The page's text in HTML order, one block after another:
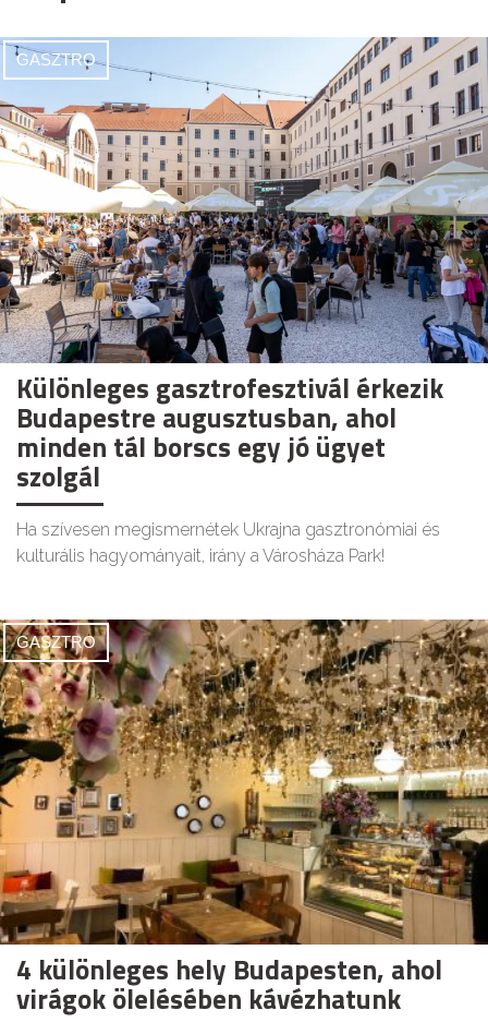
GASZTRO
Különleges gasztrofesztivál érkezik
Budapestre augusztusban, ahol
minden tál borscs egy jó ügyet
szolgál
Ha szívesen megismernétek Ukrajna gasztronómiai és
kulturális hagyományait, irány a Városháza Park!
GASZTRO
4 különleges hely Budapesten, ahol
virágok ölelésében kávézhatunk